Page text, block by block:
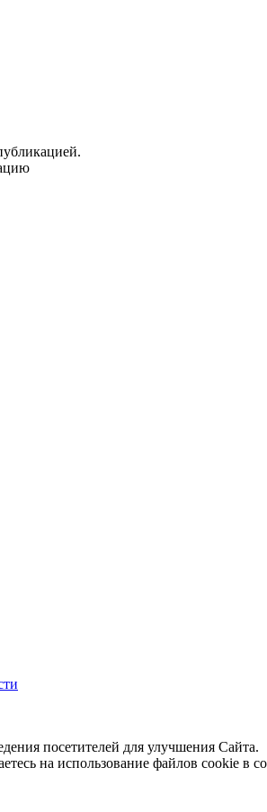
посетителей для улучшения Сайта.
на использование файлов cookie в